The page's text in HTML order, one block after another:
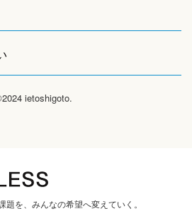
ietoshigoto.
題を、みんなの希望へ変えていく。